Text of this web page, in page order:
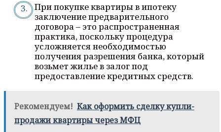
При покупке квартиры в ипотеку
заключение предварительного
договора – это распространенная
практика, поскольку процедура
усложняется необходимостью
получения разрешения банка, который
возьмет жилье в залог под
предоставление кредитных средств.
Рекомендуем! Как оформить сделку купли-
продажи квартиры через МФЦ